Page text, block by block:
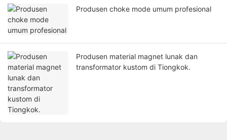
Produsen choke mode umum profesional
Produsen material magnet lunak dan
transformator kustom di Tiongkok.